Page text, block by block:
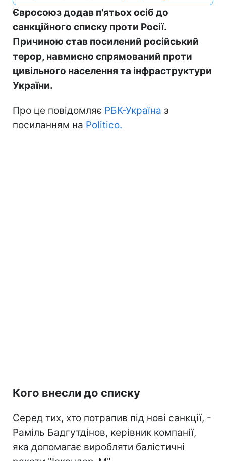
Євросоюз додав п'ятьох осіб до
санкційного списку проти Росії.
Причиною став посилений російський
терор, навмисно спрямований проти
цивільного населення та інфраструктури
України.
Про це повідомляє РБК-Україна з
посиланням на Politico.
Кого внесли до списку
Серед тих, хто потрапив під нові санкції, -
Раміль Бадгутдінов, керівник компанії,
яка допомагає виробляти балістичні